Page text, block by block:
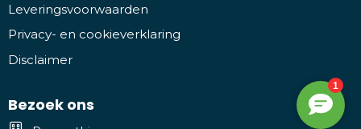
Leveringsvoorwaarden
Privacy- en cookieverklaring
Disclaimer
Bezoek ons